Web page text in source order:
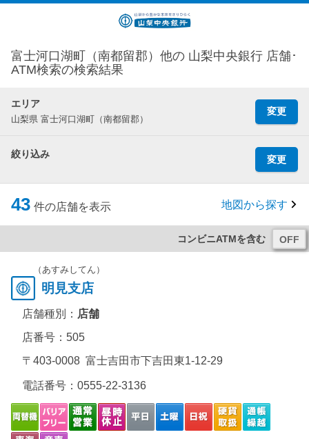
富士河口湖町（南都留郡）他の 山梨中央銀行 店舗･
ATM検索の検索結果
エリア
山梨県 富士河口湖町（南都留郡）
変更
絞り込み 変更
43 件の店舗を表示 地図から探す
コンビニATMを含む
（あすみしてん）
明見支店
店舗種別： 店舗
店番号：505
〒403-0008 富士吉田市下吉田東1-12-29
電話番号： 0555-22-3136